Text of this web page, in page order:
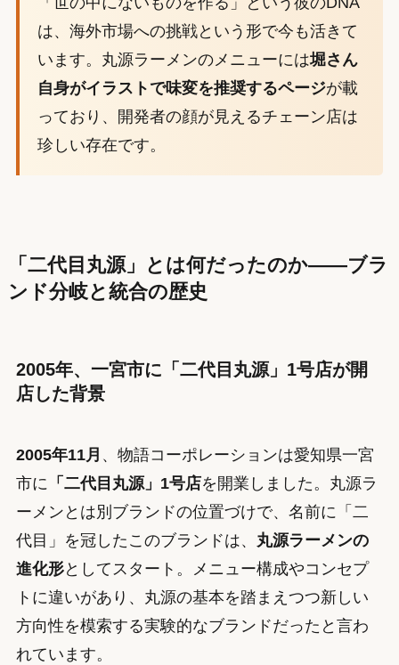
は、海外市場への挑戦という形で今も活きて
います。丸源ラーメンのメニューには堀さん
自身がイラストで味変を推奨するページが載
っており、開発者の顔が見えるチェーン店は
珍しい存在です。
「二代目丸源」とは何だったのか——ブラ
ンド分岐と統合の歴史
2005年、一宮市に「二代目丸源」1号店が開
店した背景
2005年11月 、物語コーポレーションは愛知県一宮
市に 「二代目丸源」1号店を開業しました。丸源ラ
ーメンとは別ブランドの位置づけで、名前に「二
代目」を冠したこのブランドは、 丸源ラーメンの
進化形としてスタート。メニュー構成やコンセプ
トに違いがあり、丸源の基本を踏まえつつ新しい
方向性を模索する実験的なブランドだったと言わ
れています。